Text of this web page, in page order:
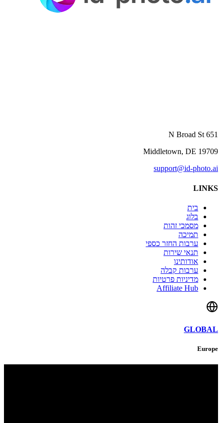
651 N Broad St
Middletown, DE 19709
support@id-photo.ai
LINKS
בית
בלוג
מסמכי זהות
תמיכה
ערבות החזר כספי
תנאי שירות
אודותינו
ערבות קבלה
מדיניות פרטיות
Affiliate Hub
GLOBAL
Europe